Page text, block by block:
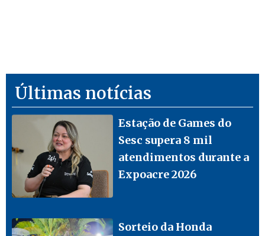
Últimas notícias
Estação de Games do
Sesc supera 8 mil
atendimentos durante a
Expoacre 2026
Sorteio da Honda